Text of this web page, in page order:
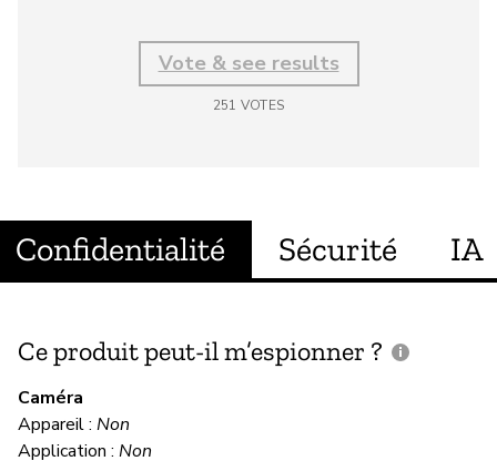
Vote & see results
251 VOTES
Confidentialité Sécurité IA
Ce produit peut-il m’espionner ?
Caméra
Appareil : Non
Application : Non